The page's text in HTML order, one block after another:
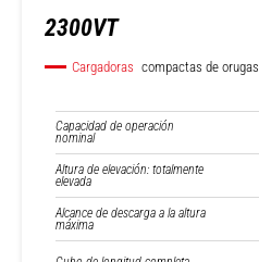
2300VT
Cargadoras compactas de orugas
Capacidad de operación
nominal
Altura de elevación: totalmente
elevada
Alcance de descarga a la altura
máxima